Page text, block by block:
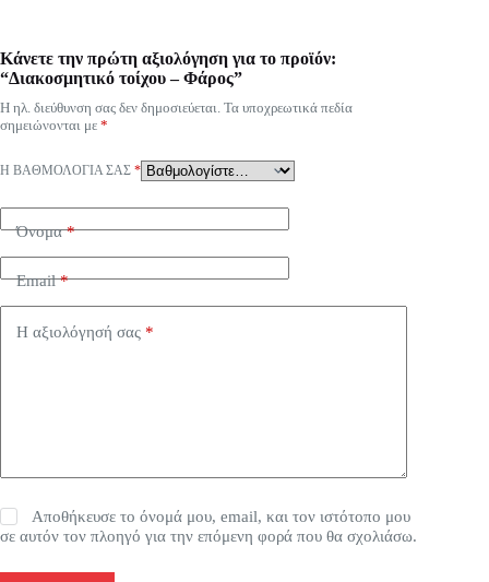
Κάνετε την πρώτη αξιολόγηση για το προϊόν:
“Διακοσμητικό τοίχου – Φάρος”
Η ηλ. διεύθυνση σας δεν δημοσιεύεται. Τα υποχρεωτικά πεδία
σημειώνονται με *
Η ΒΑΘΜΟΛΟΓΊΑ ΣΑΣ *
Όνομα*
Email*
Η αξιολόγησή σας *
Αποθήκευσε το όνομά μου, email, και τον ιστότοπο μου
σε αυτόν τον πλοηγό για την επόμενη φορά που θα σχολιάσω.